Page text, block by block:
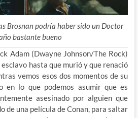
Brosnan podría haber sido un Doctor
bastante bueno
Adam (Dwayne Johnson/The Rock)
hasta que murió y que renació
vemos esos dos momentos de su
en lo que podemos asumir que es
asesinado por alguien que
de una película de Conan, para saltar